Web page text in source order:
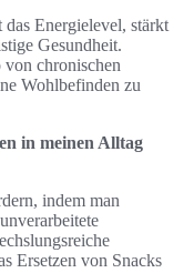
das Energielevel, stärkt
Gesundheit.
chronischen
Wohlbefinden zu
in meinen Alltag
indem man
Ersetzen von Snacks